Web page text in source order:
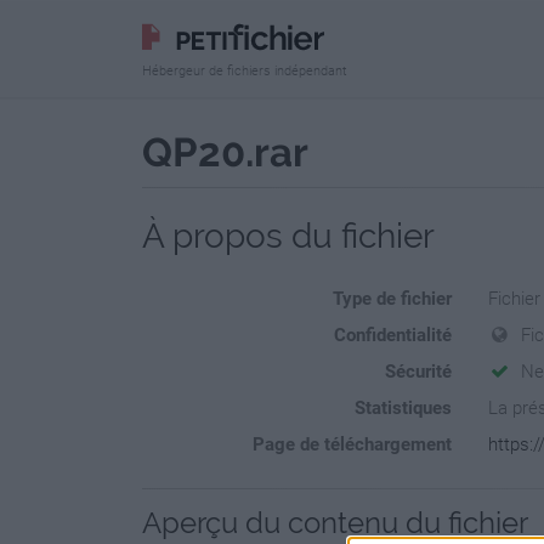
Hébergeur de fichiers indépendant
QP20.rar
À propos du fichier
Type de fichier
Confidentialité
Sécurité
Statistiques
La
Page de téléchargement
Aperçu du contenu du fichier